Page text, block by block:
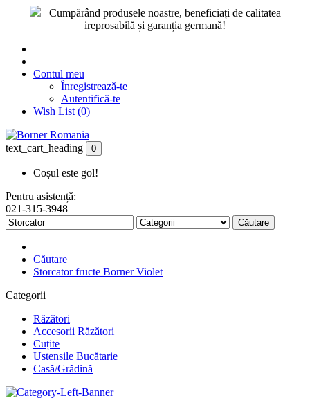
Cumpărând produsele noastre, beneficiați de calitatea
ireprosabilă și garanția germană!
Contul meu
Înregistrează-te
Autentifică-te
Wish List (0)
text_cart_heading 0
Coșul este gol!
Pentru asistență:
021-315-3948
Căutare
Căutare
Storcator fructe Borner Violet
Categorii
Răzători
Accesorii Răzători
Cuțite
Ustensile Bucătarie
Casă/Grădină